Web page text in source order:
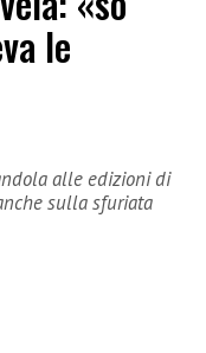
le
alle edizioni di
sulla sfuriata